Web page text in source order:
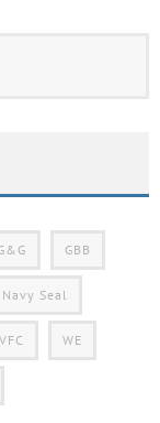
GBB
Navy Seal
VFC WE